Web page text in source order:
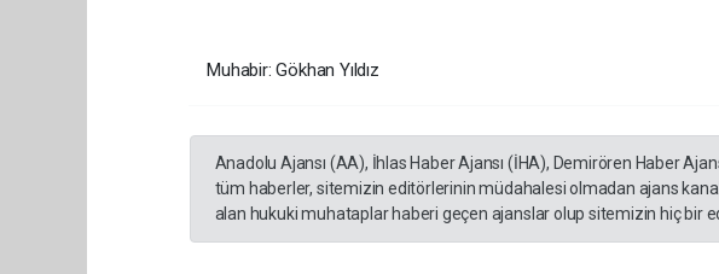
Muhabir: Gökhan Yıldız
Anadolu Ajansı (AA), İhlas Haber Ajansı (İHA), Demirören Haber
tüm haberler, sitemizin editörlerinin müdahalesi olmadan ajans
alan hukuki muhataplar haberi geçen ajanslar olup sitemizin hiç bir